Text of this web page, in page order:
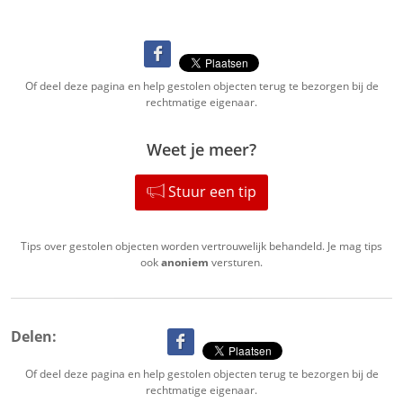
Of deel deze pagina en help gestolen objecten terug te bezorgen bij de
rechtmatige eigenaar.
Weet je meer?
Stuur een tip
Tips over gestolen objecten worden vertrouwelijk behandeld. Je mag tips
ookanoniem versturen.
Delen:
Of deel deze pagina en help gestolen objecten terug te bezorgen bij de
rechtmatige eigenaar.